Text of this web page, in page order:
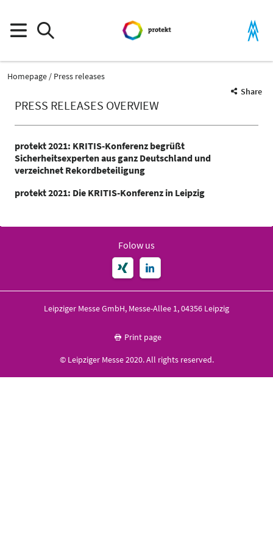
Homepage
Press releases
Share
PRESS RELEASES OVERVIEW
protekt 2021: KRITIS-Konferenz begrüßt
Sicherheitsexperten aus ganz Deutschland und
verzeichnet Rekordbeteiligung
protekt 2021: Die KRITIS-Konferenz in Leipzig
Folow us
Leipziger Messe GmbH, Messe-Allee 1, 04356 Leipzig
Print page
© Leipziger Messe 2020. All rights reserved.